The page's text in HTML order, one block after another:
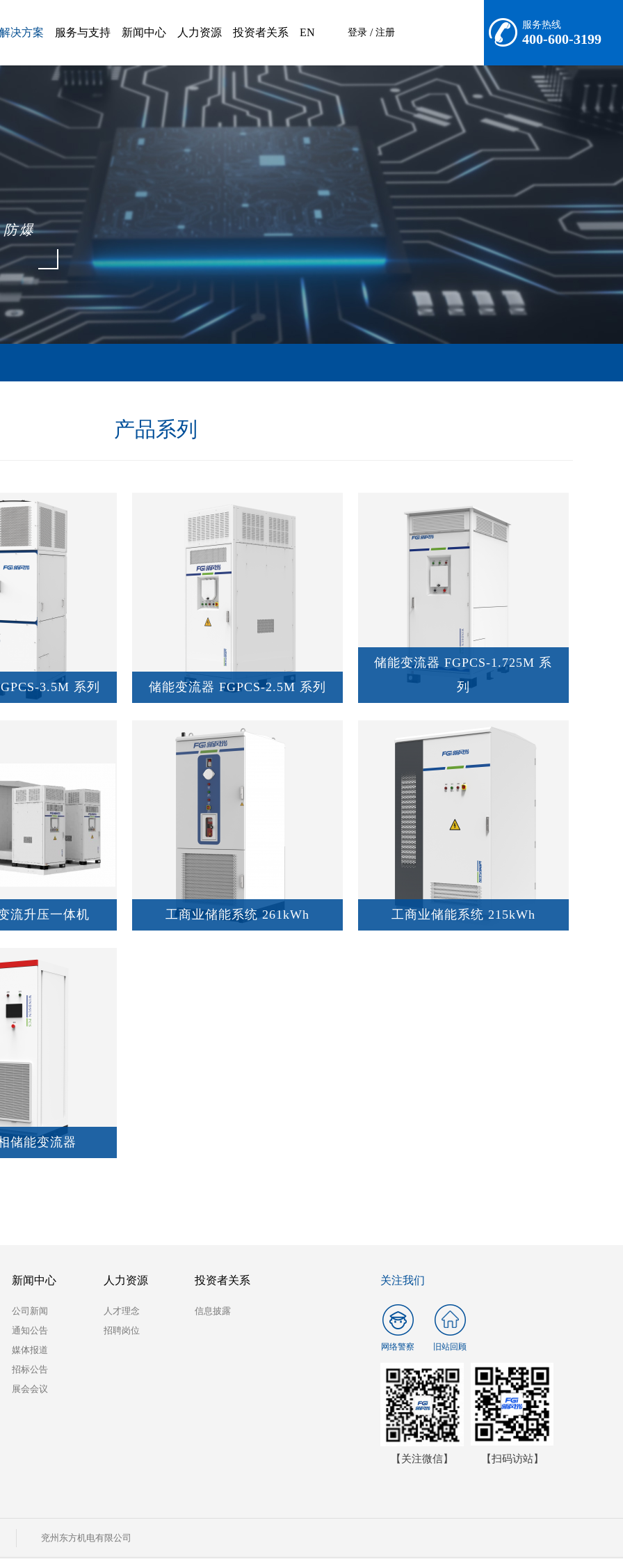
2015-2020 发展
1970-1992 起源
资质荣誉
高压变频器
制定国家/行业标准
实验设备
专家指导
决方案
防爆电气
低压智慧储能系统
高压级联智慧储能系统
高端电源
智慧储能
电机驱动与控制
电能质量治理
轨道交通节能
港口电气
服务与支持
服务与品质
品质
解疑答惑
新闻中心
公司新闻
通知公告
媒体报道
展会会议
人力资源
人才理念
招聘岗位
投资者关系
信息披露
EN 登录 / 注册
服务热线
400-600-3199
爆
产品系列
3.5M 系列 储能变流器 FGPCS-2.5M 系列
储能变流器 FGPCS-1.725M 系
列
流升压一体机 工商业储能系统 261kWh 工商业储能系统 215kWh
储能变流器
新闻中心
公司新闻
通知公告
媒体报道
招标公告
展会会议
人力资源
人才理念
招聘岗位
投资者关系
信息披露
关注我们
网络警察 旧站回顾
【关注微信】 【扫码访站】
兖州东方机电有限公司